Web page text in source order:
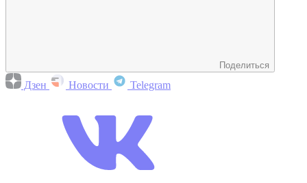
Поделиться
Дзен Новости Telegram